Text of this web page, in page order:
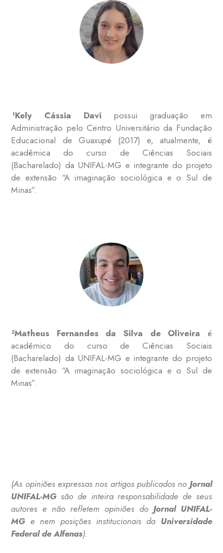
¹Kely Cássia Davi possui graduação em
Administração pelo Centro Universitário da Fundação
Educacional de Guaxupé (2017) e, atualmente, é
acadêmica do curso de Ciências Sociais
(Bacharelado) da UNIFAL-MG e integrante do projeto
de extensão “A imaginação sociológica e o Sul de
Minas”.
²Matheus Fernandes da Silva de Oliveira é
acadêmico do curso de Ciências Sociais
(Bacharelado) da UNIFAL-MG e integrante do projeto
de extensão “A imaginação sociológica e o Sul de
Minas”.
(As opiniões expressas nos artigos publicados no Jornal
UNIFAL-MGsão de inteira responsabilidade de seus
autores e não refletem opiniões do Jornal UNIFAL-
MGe nem posições institucionais da Universidade
Federal de Alfenas).